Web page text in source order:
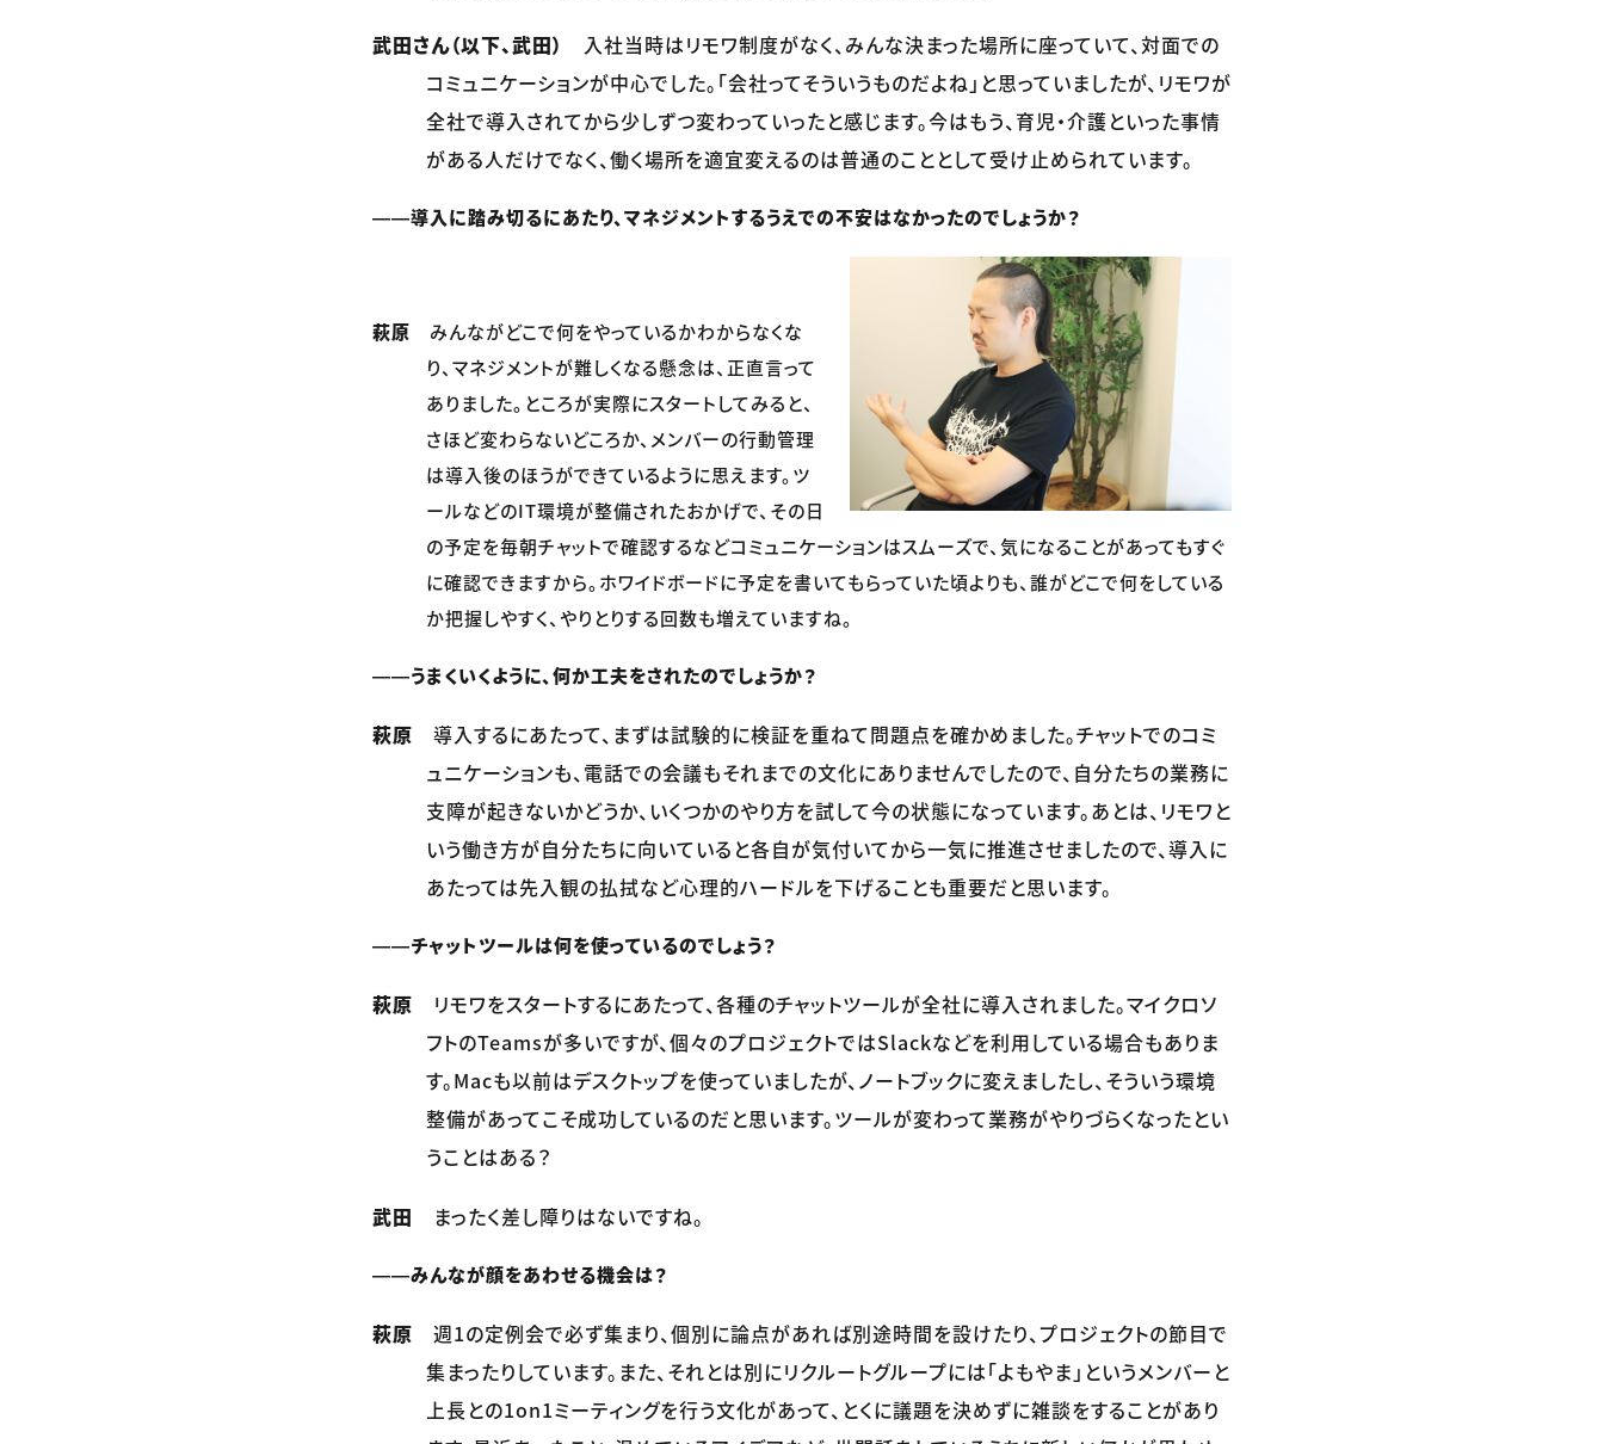
武田さん（以下、武田）
入社当時はリモワ制度がなく、みんな決まった場所に座っていて、対面での
コミュニケーションが中心でした。「会社ってそういうものだよね」と思っていましたが、リモワが
全社で導入されてから少しずつ変わっていったと感じます。今はもう、育児・介護といった事情
がある人だけでなく、働く場所を適宜変えるのは普通のこととして受け止められています。
――導入に踏み切るにあたり、マネジメントするうえでの不安はなかったのでしょうか？
萩原 みんながどこで何をやっているかわからなくな
り、マネジメントが難しくなる懸念は、正直言って
ありました。ところが実際にスタートしてみると、
さほど変わらないどころか、メンバーの行動管理
は導入後のほうができているように思えます。ツ
ールなどのIT環境が整備されたおかげで、その日
の予定を毎朝チャットで確認するなどコミュニケーションはスムーズで、気になることがあってもすぐ
に確認できますから。ホワイドボードに予定を書いてもらっていた頃よりも、誰がどこで何をしている
か把握しやすく、やりとりする回数も増えていますね。
――うまくいくように、何か工夫をされたのでしょうか？
萩原 導入するにあたって、まずは試験的に検証を重ねて問題点を確かめました。チャットでのコミ
ュニケーションも、電話での会議もそれまでの文化にありませんでしたので、自分たちの業務に
支障が起きないかどうか、いくつかのやり方を試して今の状態になっています。あとは、リモワと
いう働き方が自分たちに向いていると各自が気付いてから一気に推進させましたので、導入に
あたっては先入観の払拭など心理的ハードルを下げることも重要だと思います。
――チャットツールは何を使っているのでしょう？
萩原 リモワをスタートするにあたって、各種のチャットツールが全社に導入されました。マイクロソ
フトのTeamsが多いですが、個々のプロジェクトではSlackなどを利用している場合もありま
す。Macも以前はデスクトップを使っていましたが、ノートブックに変えましたし、そういう環境
整備があってこそ成功しているのだと思います。ツールが変わって業務がやりづらくなったとい
うことはある？
武田 まったく差し障りはないですね。
――みんなが顔をあわせる機会は？
萩原 週1の定例会で必ず集まり、個別に論点があれば別途時間を設けたり、プロジェクトの節目で
集まったりしています。また、それとは別にリクルートグループには「よもやま」というメンバーと
上長との1on1ミーティングを行う文化があって、とくに議題を決めずに雑談をすることがあり